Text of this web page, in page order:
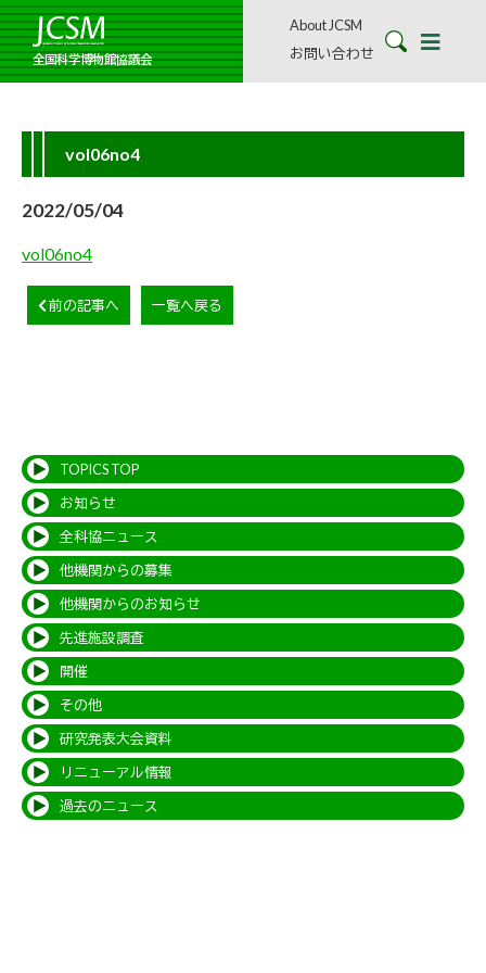
全国科学博物館協議会
About JCSM
お問い合わせ
vol06no4
2022/05/04
vol06no4
前の記事へ 一覧へ戻る
TOPICS TOP
お知らせ
全科協ニュース
他機関からの募集
他機関からのお知らせ
先進施設調査
開催
その他
研究発表大会資料
リニューアル情報
過去のニュース